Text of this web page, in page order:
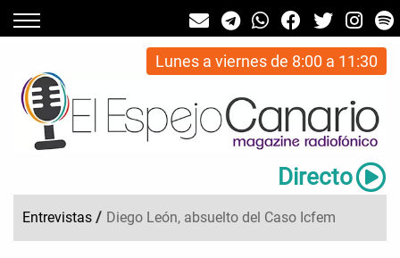
Lunes a viernes de 8:00 a 11:30
Directo
Entrevistas / Diego León, absuelto del Caso Icfem